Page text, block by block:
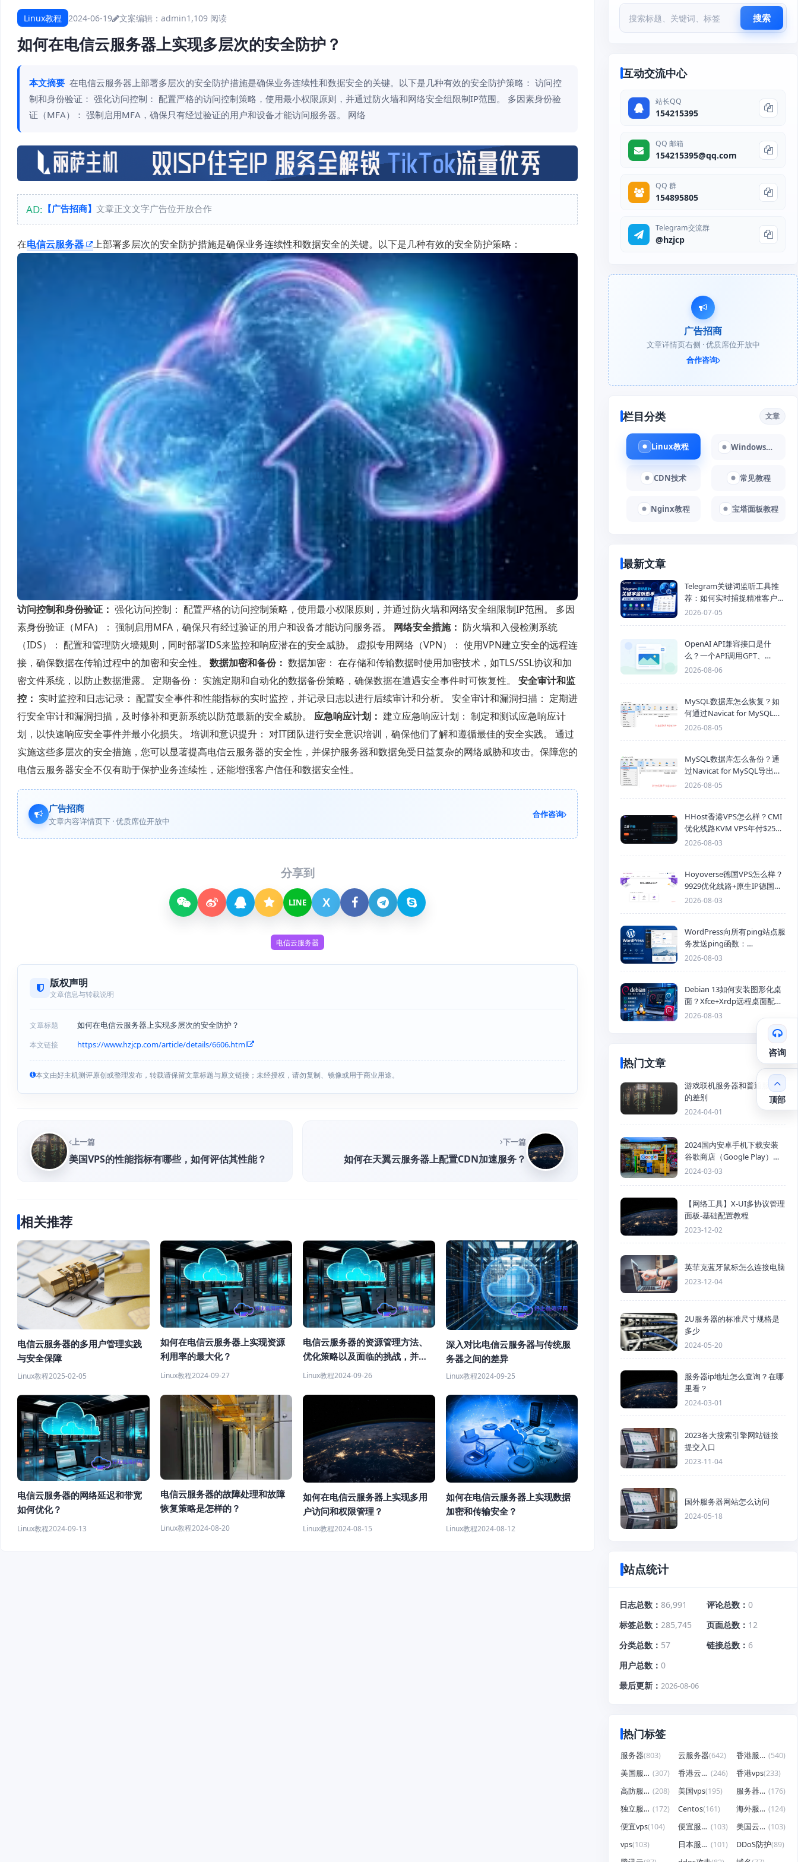
Linux教程 2024-06-19 文案编辑：admin1,109 阅读
如何在电信云服务器上实现多层次的安全防护？
本文摘要 在电信云服务器上部署多层次的安全防护措施是确保业务连续性和数据安全的关键。以下是几种有效的安全防护策略： 访问控
制和身份验证： 强化访问控制： 配置严格的访问控制策略，使用最小权限原则，并通过防火墙和网络安全组限制IP范围。 多因素身份验
证（MFA）： 强制启用MFA，确保只有经过验证的用户和设备才能访问服务器。 网络
AD: 【广告招商】 文章正文文字广告位开放合作
在电信云服务器 上部署多层次的安全防护措施是确保业务连续性和数据安全的关键。以下是几种有效的安全防护策略：
访问控制和身份验证： 强化访问控制： 配置严格的访问控制策略，使用最小权限原则，并通过防火墙和网络安全组限制IP范围。 多因
素身份验证（MFA）： 强制启用MFA，确保只有经过验证的用户和设备才能访问服务器。 网络安全措施： 防火墙和入侵检测系统
（IDS）： 配置和管理防火墙规则，同时部署IDS来监控和响应潜在的安全威胁。 虚拟专用网络（VPN）： 使用VPN建立安全的远程连
接，确保数据在传输过程中的加密和安全性。 数据加密和备份： 数据加密： 在存储和传输数据时使用加密技术，如TLS/SSL协议和加
密文件系统，以防止数据泄露。 定期备份： 实施定期和自动化的数据备份策略，确保数据在遭遇安全事件时可恢复性。 安全审计和监
控： 实时监控和日志记录： 配置安全事件和性能指标的实时监控，并记录日志以进行后续审计和分析。 安全审计和漏洞扫描： 定期进
行安全审计和漏洞扫描，及时修补和更新系统以防范最新的安全威胁。 应急响应计划： 建立应急响应计划： 制定和测试应急响应计
划，以快速响应安全事件并最小化损失。 培训和意识提升： 对IT团队进行安全意识培训，确保他们了解和遵循最佳的安全实践。 通过
实施这些多层次的安全措施，您可以显著提高电信云服务器的安全性，并保护服务器和数据免受日益复杂的网络威胁和攻击。保障您的
电信云服务器安全不仅有助于保护业务连续性，还能增强客户信任和数据安全性。
广告招商
文章内容详情页下 · 优质席位开放中
合作咨询
分享到
LINE X
电信云服务器
版权声明
文章信息与转载说明
文章标题 如何在电信云服务器上实现多层次的安全防护？
本文链接 https://www.hzjcp.com/article/details/6606.html
本文由好主机测评原创或整理发布，转载请保留文章标题与原文链接；未经授权，请勿复制、镜像或用于商业用途。
上一篇
美国VPS的性能指标有哪些，如何评估其性能？
下一篇
如何在天翼云服务器上配置CDN加速服务？
相关推荐
电信云服务器的多用户管理实践
与安全保障
Linux教程2025-02-05
如何在电信云服务器上实现资源
利用率的最大化？
Linux教程2024-09-27
电信云服务器的资源管理方法、
优化策略以及面临的挑战，并提
出相应的解决方案
Linux教程2024-09-26
深入对比电信云服务器与传统服
务器之间的差异
Linux教程2024-09-25
电信云服务器的网络延迟和带宽
如何优化？
Linux教程2024-09-13
电信云服务器的故障处理和故障
恢复策略是怎样的？
Linux教程2024-08-20
如何在电信云服务器上实现多用
户访问和权限管理？
Linux教程2024-08-15
如何在电信云服务器上实现数据
加密和传输安全？
Linux教程2024-08-12
搜索
互动交流中心
站长QQ
154215395
QQ 邮箱
154215395@qq.com
QQ 群
154895805
Telegram交流群
@hzjcp
广告招商
文章详情页右侧 · 优质席位开放中
合作咨询
栏目分类 文章
Linux教程 Windows教程
CDN技术 常见教程
Nginx教程 宝塔面板教程
最新文章
Telegram关键词监听工具推
荐：如何实时捕捉精准客户，
提高获客效率？
2026-07-05
OpenAI API兼容接口是什
么？一个API调用GPT、
Claude、Gemini、DeepSeek
2026-08-06
MySQL数据库怎么恢复？如
何通过Navicat for MySQL导
入SQL备份文件
2026-08-05
MySQL数据库怎么备份？通
过Navicat for MySQL导出
Mysql数据库为SQL格式备份
2026-08-05
HHost香港VPS怎么样？CMI
优化线路KVM VPS年付$25
起，4GB内存优惠套餐
2026-08-03
Hoyoverse德国VPS怎么样？
9929优化线路+原生IP德国
KVM VPS推荐
2026-08-03
WordPress向所有ping站点服
务发送ping函数：
generic_ping
2026-08-03
Debian 13如何安装图形化桌
面？Xfce+Xrdp远程桌面配置
教程
2026-08-03
热门文章
游戏联机服务器和普通服务器
的差别
2024-04-01
2024国内安卓手机下载安装
谷歌商店（Google Play）详
细步骤
2024-03-03
【网络工具】X-UI多协议管理
面板-基础配置教程
2023-12-02
英菲克蓝牙鼠标怎么连接电脑
2023-12-04
2U服务器的标准尺寸规格是
多少
2024-05-20
服务器ip地址怎么查询？在哪
里看？
2024-03-01
2023各大搜索引擎网站链接
提交入口
2023-11-04
国外服务器网站怎么访问
2024-05-18
站点统计
日志总数 86,991 评论总数
0
标签总数
285,745 页面总数
12
分类总数
57 链接总数
6
用户总数
0
最后更新
2026-08-06
热门标签
服务器(803) 云服务器(642) 香港服务器 (540)
美国服务器 (307) 香港云服务器 (246) 香港vps(233)
高防服务器 (208) 美国vps(195) 服务器租用 (176)
独立服务器 (172) Centos(161) 海外服务器 (124)
便宜vps(104) 便宜服务器 (103) 美国云服务器 (103)
vps(103) 日本服务器 (101) DDoS防护(89)
咨询
顶部